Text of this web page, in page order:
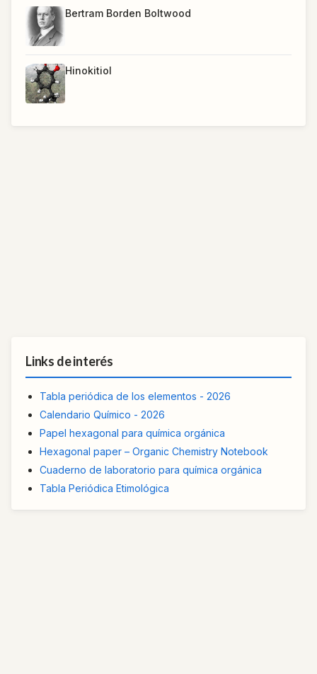
Bertram Borden Boltwood
Hinokitiol
Links de interés
Tabla periódica de los elementos - 2026
Calendario Químico - 2026
Papel hexagonal para química orgánica
Hexagonal paper – Organic Chemistry Notebook
Cuaderno de laboratorio para química orgánica
Tabla Periódica Etimológica